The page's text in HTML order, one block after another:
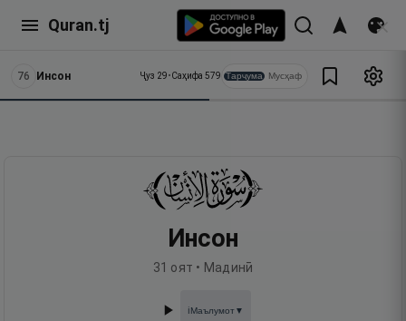
Quran.tj
76 Инсон Ҷуз 29•Саҳифа 579 Тарҷума Мусҳаф
Инсон
31 оят • Мадинӣ
ℹ️Маълумот▼